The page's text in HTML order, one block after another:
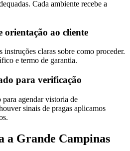
Cada ambiente recebe a
orientação ao cliente
claras sobre como proceder.
e termo de garantia.
para verificação
agendar vistoria de
sinais de pragas aplicamos
a Grande Campinas